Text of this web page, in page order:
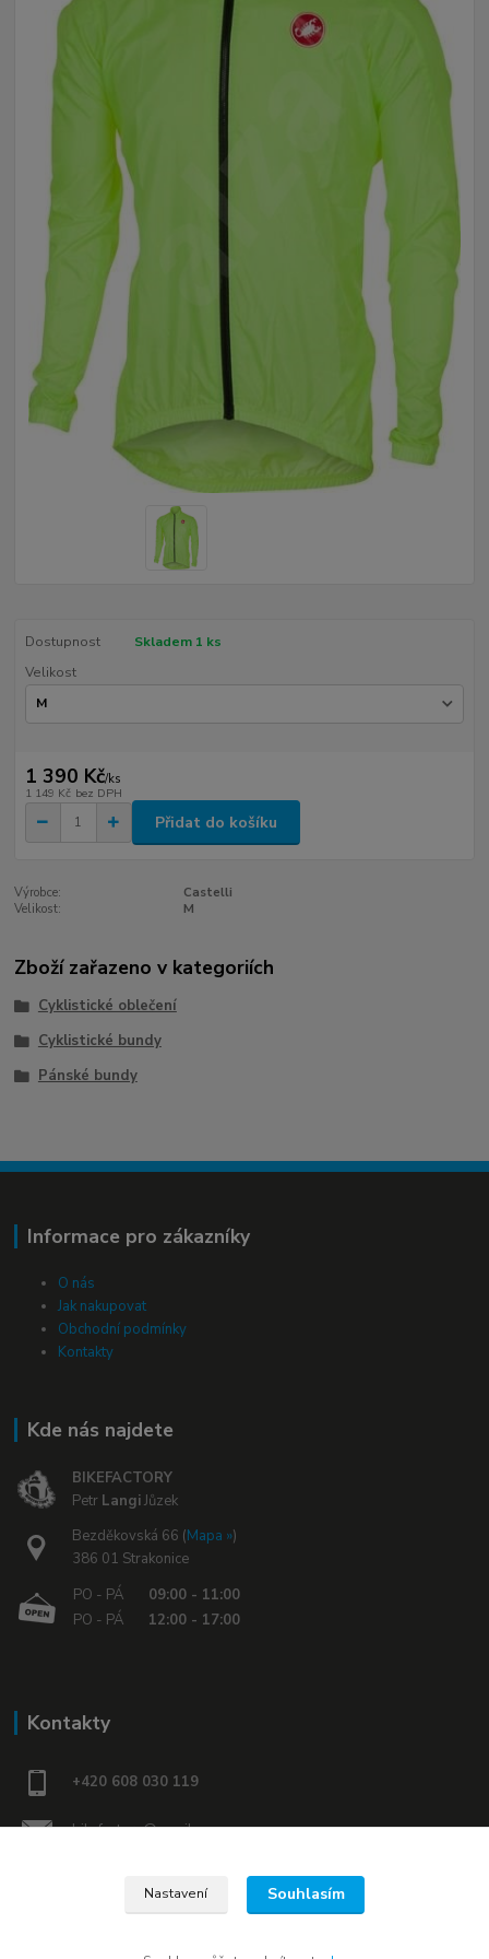
Dostupnost
Skladem 1 ks
Velikost
1 390 Kč/ks
1 149 Kč bez DPH
Přidat do košíku
Výrobce:
Castelli
Velikost:
M
Zboží zařazeno v kategoriích
Cyklistické oblečení
Cyklistické bundy
Pánské bundy
Informace pro zákazníky
O nás
Jak nakupovat
Obchodní podmínky
Kontakty
Kde nás najdete
BIKEFACTORY
Petr LangiJůzek
Bezděkovská 66 (Mapa »)
386 01 Strakonice
PO - PÁ
09:00 - 11:00
PO - PÁ
12:00 - 17:00
Kontakty
+420 608 030 119
bikefactory@email.cz
www.bikefactory.cz
Nastavení Souhlasím